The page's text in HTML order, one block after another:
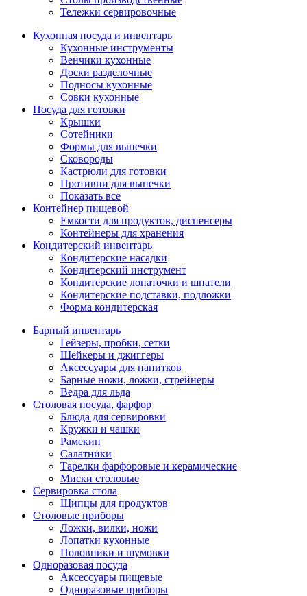
Тележки сервировочные
Кухонная посуда и инвентарь
Кухонные инструменты
Венчики кухонные
Доски разделочные
Подносы кухонные
Совки кухонные
Посуда для готовки
Крышки
Сотейники
Формы для выпечки
Сковороды
Кастрюли для готовки
Противни для выпечки
Показать все
Контейнер пищевой
Емкости для продуктов, диспенсеры
Контейнеры для хранения
Кондитерский инвентарь
Кондитерские насадки
Кондитерский инструмент
Кондитерские лопаточки и шпатели
Кондитерские подставки, подложки
Форма кондитерская
Барный инвентарь
Гейзеры, пробки, сетки
Шейкеры и джиггеры
Аксессуары для напитков
Барные ножи, ложки, стрейнеры
Ведра для льда
Столовая посуда, фарфор
Блюда для сервировки
Кружки и чашки
Рамекин
Салатники
Тарелки фарфоровые и керамические
Миски столовые
Сервировка стола
Щипцы для продуктов
Столовые приборы
Ложки, вилки, ножи
Лопатки кухонные
Половники и шумовки
Одноразовая посуда
Аксессуары пищевые
Одноразовые приборы